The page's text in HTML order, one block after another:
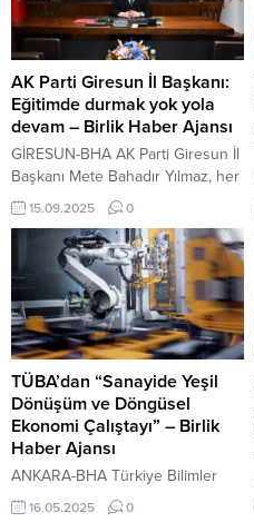
azaltma hedefi doğrultusunda
çalışmalarını kararlılıkla
sürdüreceğini belirtti. Toplantıda
ayrıca, doğum sürecinde
annelere sağlanan desteklerin ve
hizmetlerin artırılması yönündeki
adımların da değerlendirildiği
bildirildi....
AK Parti Giresun İl Başkanı:
Eğitimde durmak yok yola
devam – Birlik Haber Ajansı
GİRESUN-BHA AK Parti Giresun İl
Başkanı Mete Bahadır Yılmaz, her
alanda olduğu gibi eğitim alanında
da çalışmaları kesintisiz
sürdürdüklerini söyledi. Yılmaz,
yaptığı yazılı açıklamada, “AK Parti
iktidarları olarak 22 yılda
çocuklarımızın en güzel eğitim
ortamlarında en kaliteli eğitimi
almaları için var gücümüzle
çalıştık ve çalışmaya devam
edeceğiz” dedi. Giresun’un
eğitim...
15.09.2025 0
TÜBA’dan “Sanayide Yeşil
Dönüşüm ve Döngüsel
Ekonomi Çalıştayı” – Birlik
Haber Ajansı
ANKARA-BHA Türkiye Bilimler
Akademisi (TÜBA), 23-24 Mayıs
tarihlerinde Yıldız Teknik
16.05.2025 0